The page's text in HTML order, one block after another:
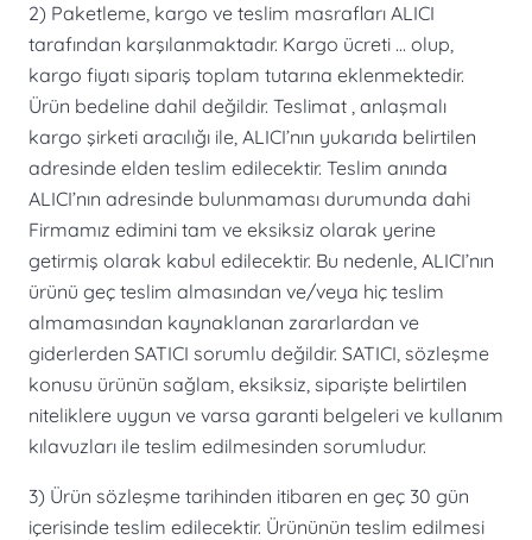
2) Paketleme, kargo ve teslim masrafları ALICI
tarafından karşılanmaktadır. Kargo ücreti … olup,
kargo fiyatı sipariş toplam tutarına eklenmektedir.
Ürün bedeline dahil değildir. Teslimat , anlaşmalı
kargo şirketi aracılığı ile, ALICI’nın yukarıda belirtilen
adresinde elden teslim edilecektir. Teslim anında
ALICI’nın adresinde bulunmaması durumunda dahi
Firmamız edimini tam ve eksiksiz olarak yerine
getirmiş olarak kabul edilecektir. Bu nedenle, ALICI’nın
ürünü geç teslim almasından ve/veya hiç teslim
almamasından kaynaklanan zararlardan ve
giderlerden SATICI sorumlu değildir. SATICI, sözleşme
konusu ürünün sağlam, eksiksiz, siparişte belirtilen
niteliklere uygun ve varsa garanti belgeleri ve kullanım
kılavuzları ile teslim edilmesinden sorumludur.
3) Ürün sözleşme tarihinden itibaren en geç 30 gün
içerisinde teslim edilecektir. Ürününün teslim edilmesi